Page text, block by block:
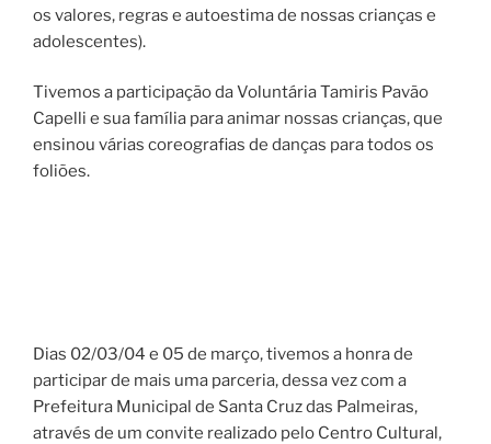
os valores, regras e autoestima de nossas crianças e
adolescentes).
Tivemos a participação da Voluntária Tamiris Pavão
Capelli e sua família para animar nossas crianças, que
ensinou várias coreografias de danças para todos os
foliões.
Dias 02/03/04 e 05 de março, tivemos a honra de
participar de mais uma parceria, dessa vez com a
Prefeitura Municipal de Santa Cruz das Palmeiras,
através de um convite realizado pelo Centro Cultural,